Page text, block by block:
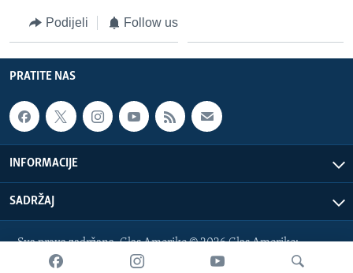
Podijeli Follow us
PRATITE NAS
INFORMACIJE
SADRŽAJ
Sva prava zadržana. Glas Amerike © 2026 Glas Amerike:
bosnian-service@voanews.com